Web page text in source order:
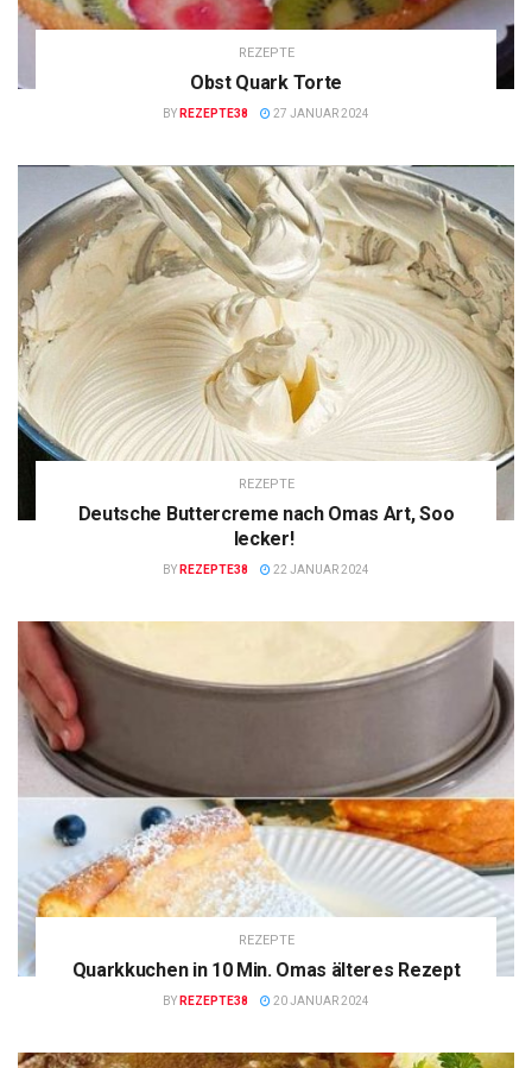
REZEPTE
Obst Quark Torte
BY REZEPTE38 27 JANUAR 2024
REZEPTE
Deutsche Buttercreme nach Omas Art, Soo
lecker!
BY REZEPTE38 22 JANUAR 2024
REZEPTE
Quarkkuchen in 10 Min. Omas älteres Rezept
BY REZEPTE38 20 JANUAR 2024